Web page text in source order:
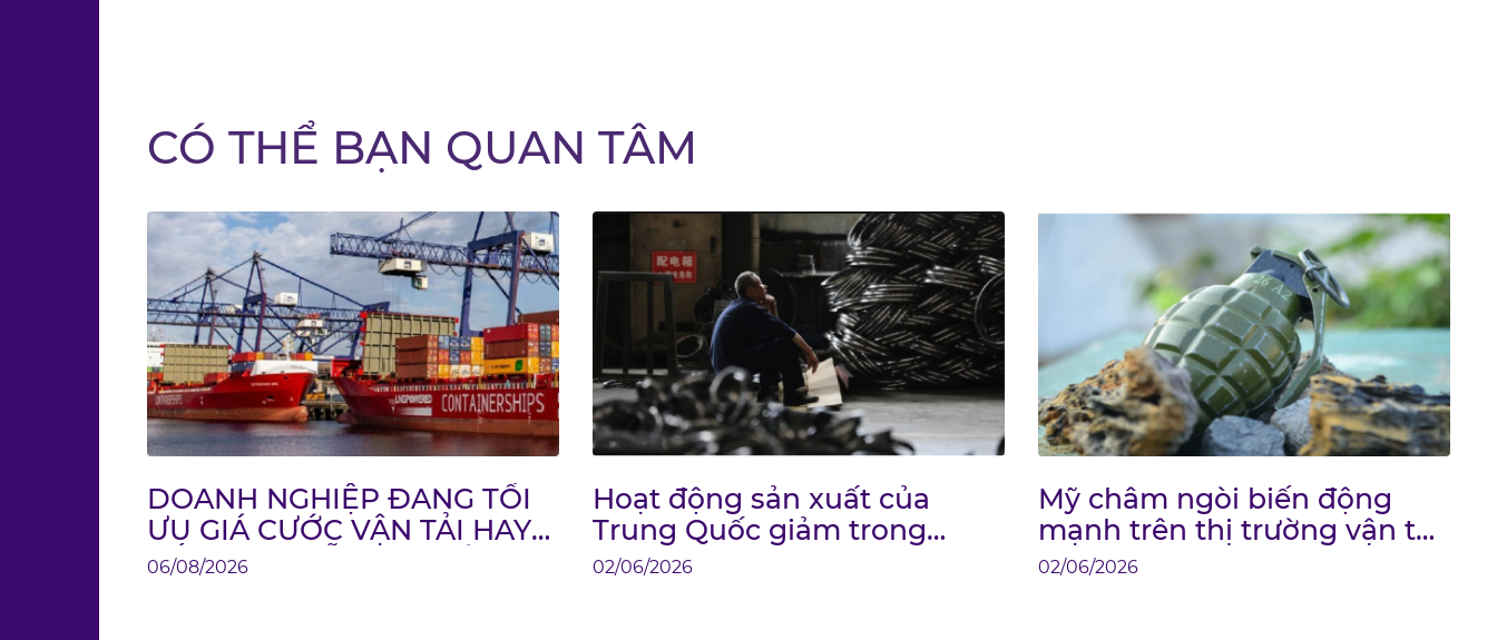
CÓ THỂ BẠN QUAN TÂM
DOANH NGHIỆP ĐANG TỐI
ƯU GIÁ CƯỚC VẬN TẢI HAY
TỐI ƯU CHUỖI CUNG ỨNG?
06/08/2026
Hoạt động sản xuất của
Trung Quốc giảm trong
tháng 5 do đà tăng trưởng
02/06/2026
Mỹ châm ngòi biến động
mạnh trên thị trường vận tải
biển
02/06/2026